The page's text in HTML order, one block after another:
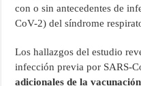
con o sin antecedentes de
CoV-2) del síndrome
Los hallazgos del estudio
infección previa por SARS-
adicionales de la vacunación